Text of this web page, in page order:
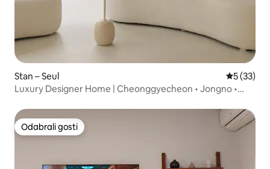
Stan – Seul Prosječna
5 (33)
Luxury Designer Home | Cheonggyecheon • Jongno •
Odabrali gosti
Odabrali gosti